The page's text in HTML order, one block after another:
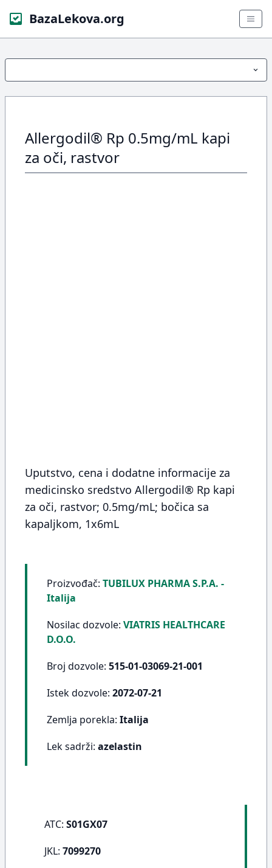
BazaLekova.org
Allergodil® Rp 0.5mg/mL kapi
za oči, rastvor
Uputstvo, cena i dodatne informacije za
medicinsko sredstvo Allergodil® Rp kapi
za oči, rastvor; 0.5mg/mL; bočica sa
kapaljkom, 1x6mL
Proizvođač: TUBILUX PHARMA S.P.A. -
Italija
Nosilac dozvole: VIATRIS HEALTHCARE
D.O.O.
Broj dozvole: 515-01-03069-21-001
Istek dozvole: 2072-07-21
Zemlja porekla: Italija
Lek sadrži: azelastin
ATC: S01GX07
JKL: 7099270